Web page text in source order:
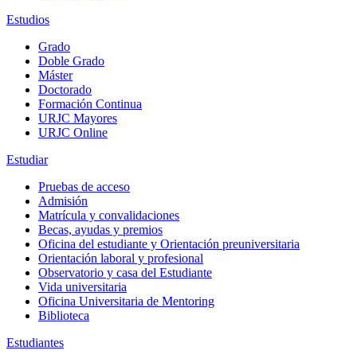
Estudios
Grado
Doble Grado
Máster
Doctorado
Formación Continua
URJC Mayores
URJC Online
Estudiar
Pruebas de acceso
Admisión
Matrícula y convalidaciones
Becas, ayudas y premios
Oficina del estudiante y Orientación preuniversitaria
Orientación laboral y profesional
Observatorio y casa del Estudiante
Vida universitaria
Oficina Universitaria de Mentoring
Biblioteca
Estudiantes